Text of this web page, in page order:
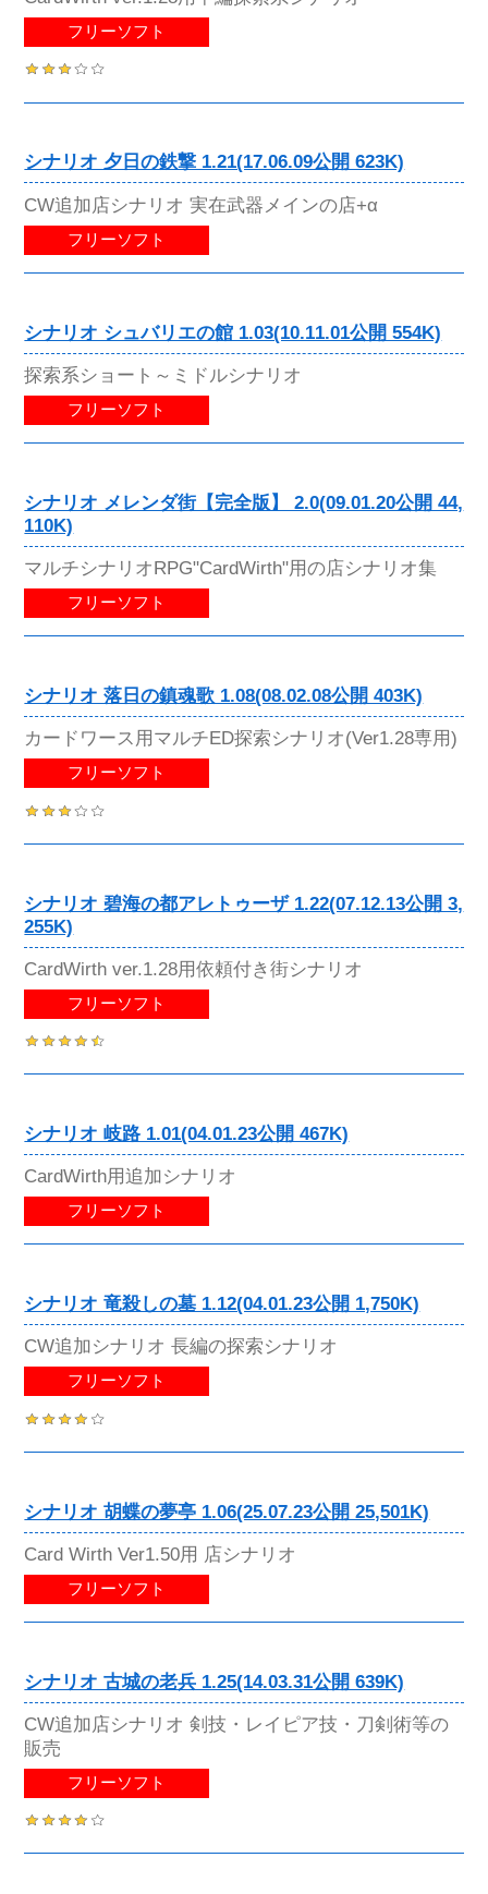
フリーソフト
シナリオ 夕日の鉄撃 1.21(17.06.09公開 623K)
CW追加店シナリオ 実在武器メインの店+α
フリーソフト
シナリオ シュバリエの館 1.03(10.11.01公開 554K)
探索系ショート～ミドルシナリオ
フリーソフト
シナリオ メレンダ街【完全版】 2.0(09.01.20公開 44,
110K)
マルチシナリオRPG"CardWirth"用の店シナリオ集
フリーソフト
シナリオ 落日の鎮魂歌 1.08(08.02.08公開 403K)
カードワース用マルチED探索シナリオ(Ver1.28専用)
フリーソフト
シナリオ 碧海の都アレトゥーザ 1.22(07.12.13公開 3,
255K)
CardWirth ver.1.28用依頼付き街シナリオ
フリーソフト
シナリオ 岐路 1.01(04.01.23公開 467K)
CardWirth用追加シナリオ
フリーソフト
シナリオ 竜殺しの墓 1.12(04.01.23公開 1,750K)
CW追加シナリオ 長編の探索シナリオ
フリーソフト
シナリオ 胡蝶の夢亭 1.06(25.07.23公開 25,501K)
Card Wirth Ver1.50用 店シナリオ
フリーソフト
シナリオ 古城の老兵 1.25(14.03.31公開 639K)
CW追加店シナリオ 剣技・レイピア技・刀剣術等の
販売
フリーソフト